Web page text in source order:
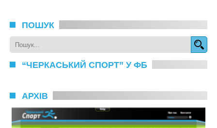
ПОШУК
“ЧЕРКАСЬКИЙ СПОРТ” У ФБ
АРХІВ